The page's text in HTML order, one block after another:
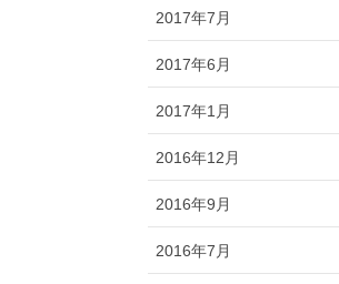
2017年7月
2017年6月
2017年1月
2016年12月
2016年9月
2016年7月